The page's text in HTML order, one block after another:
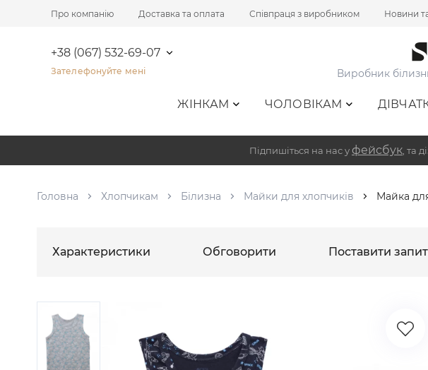
Про компанію Доставка та оплата Співпраця з виробником Новини
+38 (067) 532-69-07
Зателефонуйте мені Виробник
ЖІНКАМ ЧОЛОВІКАМ
Підпишіться на нас у фейсбук , та
Головна Хлопчикам Білизна Майки для хлопчиків Майка
Характеристики Обговорити Поставити